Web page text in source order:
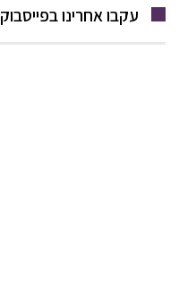
עקבו אחרינו בפייסבוק